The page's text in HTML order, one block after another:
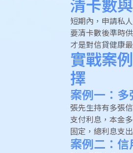
清卡數
短期內，申請私
要清卡數後準時
才是對信貸健康
實戰案
擇
案例一：
張先生持有多張
支付利息，本金
固定，總利息支
案例二：